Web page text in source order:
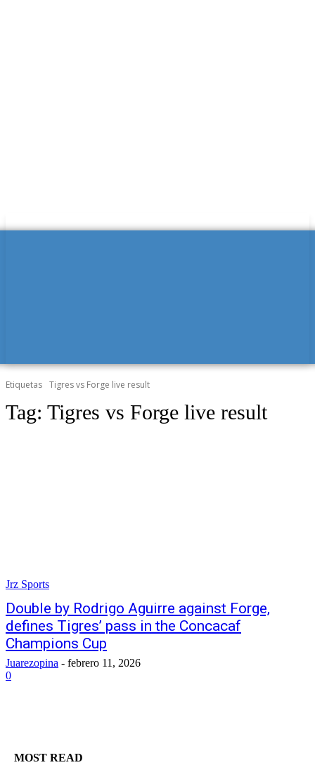
Etiquetas Tigres vs Forge live result
Tag: Tigres vs Forge live result
Jrz Sports
Double by Rodrigo Aguirre against Forge,
defines Tigres’ pass in the Concacaf
Champions Cup
Juarezopina - febrero 11, 2026
0
MOST READ